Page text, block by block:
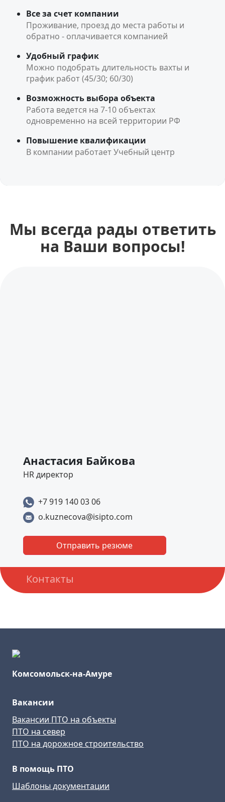
Все за счет компании
Проживание, проезд до места работы и
обратно - оплачивается компанией
Удобный график
Можно подобрать длительность вахты и
график работ (45/30; 60/30)
Возможность выбора объекта
Работа ведется на 7-10 объектах
одновременно на всей территории РФ
Повышение квалификации
В компании работает Учебный центр
Мы всегда рады ответить
на Ваши вопросы!
Анастасия Байкова
HR директор
+7 919 140 03 06
o.kuznecova@isipto.com
Отправить резюме
Контакты
Комсомольск-на-Амуре
Вакансии
Вакансии ПТО на объекты
ПТО на север
ПТО на дорожное строительство
В помощь ПТО
Шаблоны документации